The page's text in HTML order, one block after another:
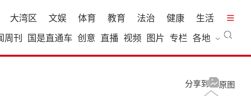
大湾区 文娱 体育 教育 法治 健康
生活
周刊 国是直通车 创意 直播 视频 图片 专栏 各地
原图
分享到